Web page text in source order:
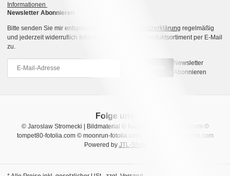
Informationen
Newsletter Abonnieren
Bitte senden Sie mir entsprechend Ihrer Datenschutzerklärung regelmäßig
und jederzeit widerruflich Informationen zu Ihrem Produktsortiment per E-Mail
zu.
Newsletter
Abonnieren
© Jaroslaw Stromecki | Bildmaterial © Natalia Uzkova-fotolia.com ©
tompet80-fotolia.com © moonrun-fotolia.com © sara_winter-fotolia.com
Powered by JTL-Shop
Folge uns